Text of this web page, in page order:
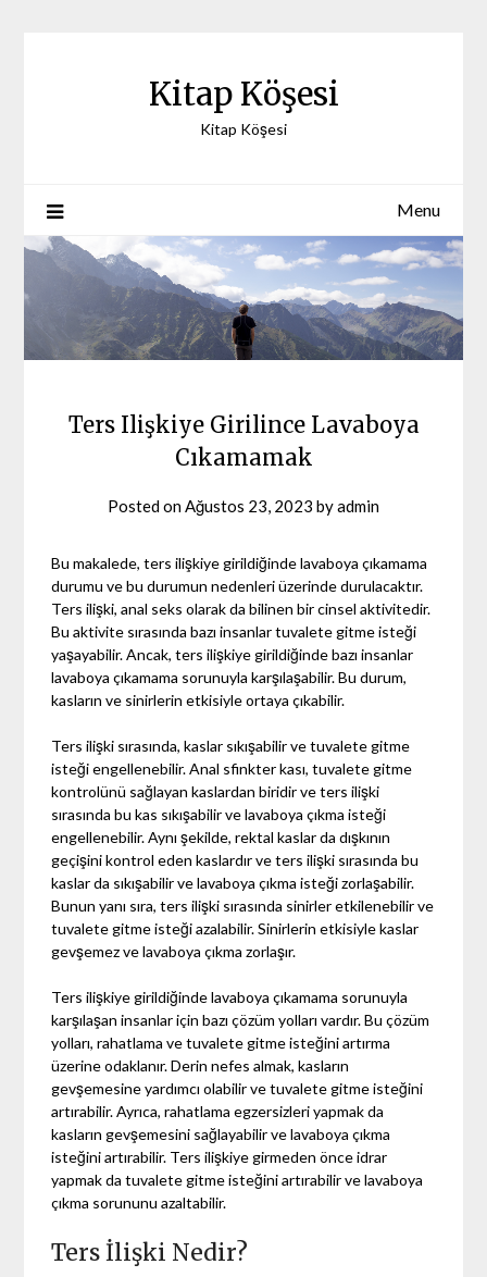
Kitap Köşesi
Kitap Köşesi
Menu
Ters Ilişkiye Girilince Lavaboya
Cıkamamak
Posted on Ağustos 23, 2023 byadmin
Bu makalede, ters ilişkiye girildiğinde lavaboya çıkamama
durumu ve bu durumun nedenleri üzerinde durulacaktır.
Ters ilişki, anal seks olarak da bilinen bir cinsel aktivitedir.
Bu aktivite sırasında bazı insanlar tuvalete gitme isteği
yaşayabilir. Ancak, ters ilişkiye girildiğinde bazı insanlar
lavaboya çıkamama sorunuyla karşılaşabilir. Bu durum,
kasların ve sinirlerin etkisiyle ortaya çıkabilir.
Ters ilişki sırasında, kaslar sıkışabilir ve tuvalete gitme
isteği engellenebilir. Anal sfinkter kası, tuvalete gitme
kontrolünü sağlayan kaslardan biridir ve ters ilişki
sırasında bu kas sıkışabilir ve lavaboya çıkma isteği
engellenebilir. Aynı şekilde, rektal kaslar da dışkının
geçişini kontrol eden kaslardır ve ters ilişki sırasında bu
kaslar da sıkışabilir ve lavaboya çıkma isteği zorlaşabilir.
Bunun yanı sıra, ters ilişki sırasında sinirler etkilenebilir ve
tuvalete gitme isteği azalabilir. Sinirlerin etkisiyle kaslar
gevşemez ve lavaboya çıkma zorlaşır.
Ters ilişkiye girildiğinde lavaboya çıkamama sorunuyla
karşılaşan insanlar için bazı çözüm yolları vardır. Bu çözüm
yolları, rahatlama ve tuvalete gitme isteğini artırma
üzerine odaklanır. Derin nefes almak, kasların
gevşemesine yardımcı olabilir ve tuvalete gitme isteğini
artırabilir. Ayrıca, rahatlama egzersizleri yapmak da
kasların gevşemesini sağlayabilir ve lavaboya çıkma
isteğini artırabilir. Ters ilişkiye girmeden önce idrar
yapmak da tuvalete gitme isteğini artırabilir ve lavaboya
çıkma sorununu azaltabilir.
Ters İlişki Nedir?